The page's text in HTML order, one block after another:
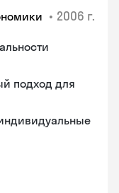
• 2006 г.
подход для